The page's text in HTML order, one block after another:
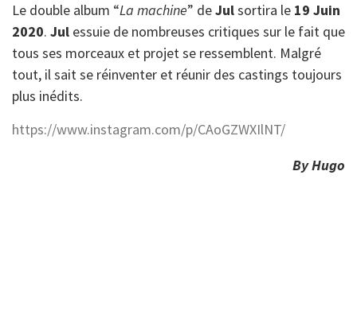
Le double album “La machine” deJulsortira le 19 Juin
2020. Jul essuie de nombreuses critiques sur le fait que
tous ses morceaux et projet se ressemblent. Malgré
tout, il sait se réinventer et réunir des castings toujours
plus inédits.
https://www.instagram.com/p/CAoGZWXIlNT/
By Hugo